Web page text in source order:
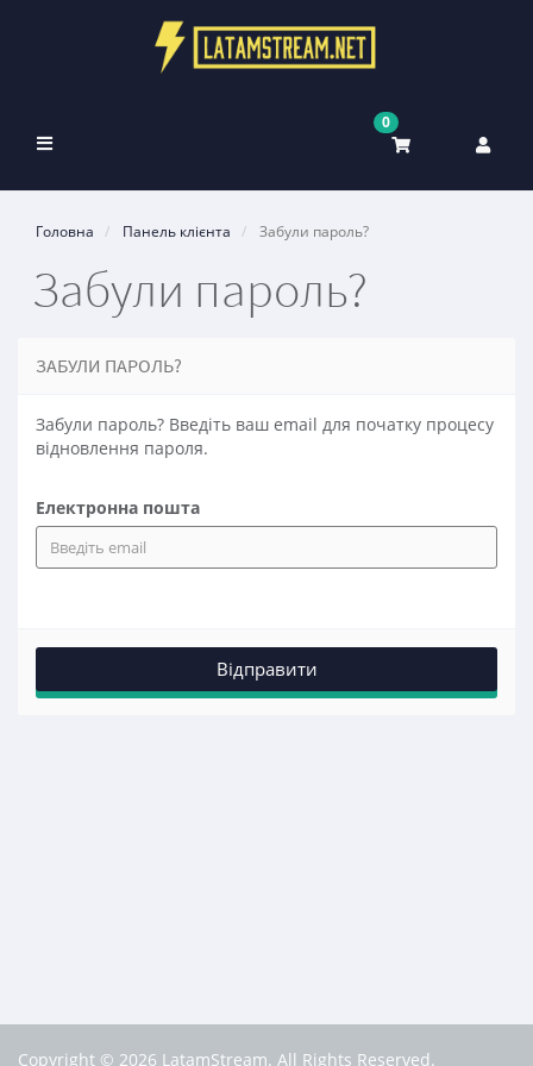
Toggle
0
Головна Панель клієнта Забули пароль?
Забули пароль?
ЗАБУЛИ ПАРОЛЬ?
Забули пароль? Введіть ваш email для початку процесу
відновлення пароля.
Електронна пошта
Copyright © 2026 LatamStream. All Rights Reserved.